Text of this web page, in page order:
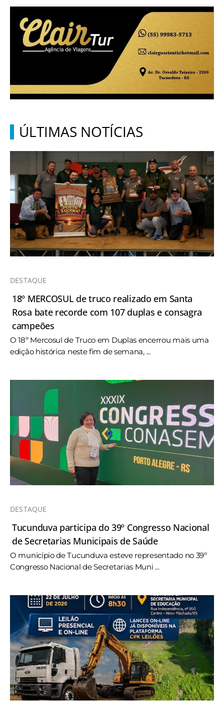
ÚLTIMAS NOTÍCIAS
DESTAQUE
18º MERCOSUL de truco realizado em Santa
Rosa bate recorde com 107 duplas e consagra
campeões
O 18º Mercosul de Truco em Duplas encerrou mais uma
edição histórica neste fim de semana, ...
DESTAQUE
Tucunduva participa do 39º Congresso Nacional
de Secretarias Municipais de Saúde
O município de Tucunduva esteve representado no 39º
Congresso Nacional de Secretarias Muni ...